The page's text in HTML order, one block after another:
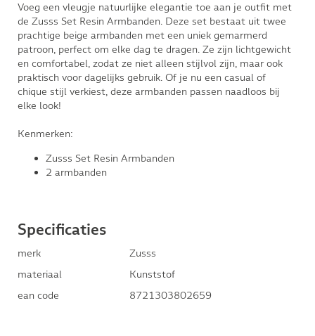
Voeg een vleugje natuurlijke elegantie toe aan je outfit met
de Zusss Set Resin Armbanden. Deze set bestaat uit twee
prachtige beige armbanden met een uniek gemarmerd
patroon, perfect om elke dag te dragen. Ze zijn lichtgewicht
en comfortabel, zodat ze niet alleen stijlvol zijn, maar ook
praktisch voor dagelijks gebruik. Of je nu een casual of
chique stijl verkiest, deze armbanden passen naadloos bij
elke look!
Kenmerken:
Zusss Set Resin Armbanden
2 armbanden
Specificaties
merk
Zusss
materiaal
Kunststof
ean code
8721303802659